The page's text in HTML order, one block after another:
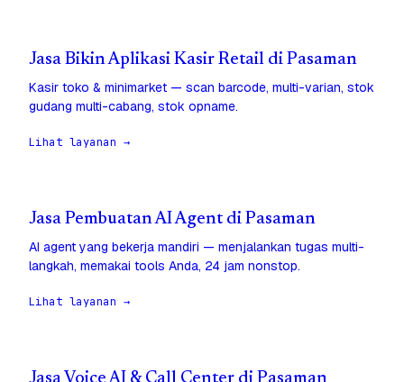
Jasa Bikin Aplikasi Kasir Retail di Pasaman
Kasir toko & minimarket — scan barcode, multi-varian, stok
gudang multi-cabang, stok opname.
Lihat layanan →
Jasa Pembuatan AI Agent di Pasaman
AI agent yang bekerja mandiri — menjalankan tugas multi-
langkah, memakai tools Anda, 24 jam nonstop.
Lihat layanan →